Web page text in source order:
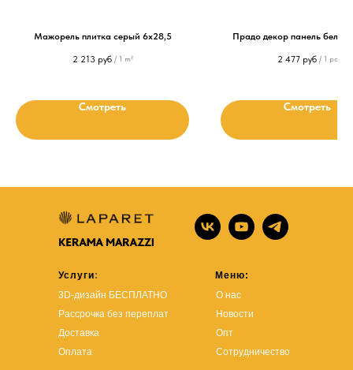
Мажорель плитка серый 6x28,5
2 213 руб / 1 m²
Смотреть
Прадо декор панель белый
2 477 руб / 1 pc
Смотреть
Услуги:
3D-дизайн БЕСПЛАТНО
Рассрочка без переплат
Доставка
Оплата
Меню:
О нас
Новости
Опт
Сотрудничество